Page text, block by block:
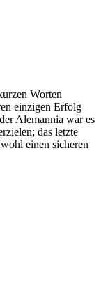
Worten
einzigen Erfolg
Alemannia war es
das letzte
einen sicheren